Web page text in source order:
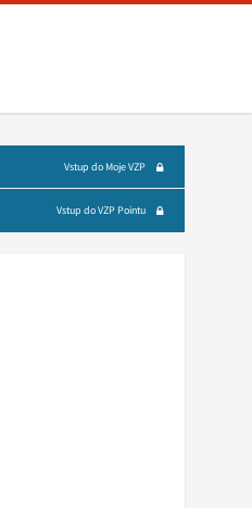
Vstup do Moje VZP
Vstup do VZP Pointu